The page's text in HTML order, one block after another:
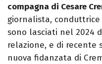
compagna di Cesare
giornalista, conduttrice
sono lasciati nel 2024
relazione, e di recente
nuova fidanzata di